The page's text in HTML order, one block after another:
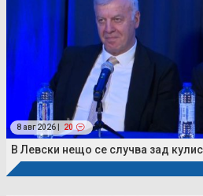
8 авг 2026 | 20
В Левски нещо се случва зад